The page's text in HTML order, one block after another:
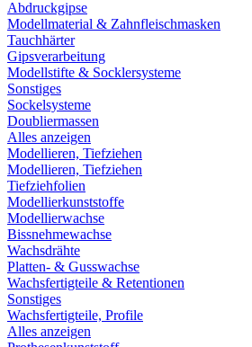
Abdruckgipse
Modellmaterial & Zahnfleischmasken
Tauchhärter
Gipsverarbeitung
Modellstifte & Socklersysteme
Sonstiges
Sockelsysteme
Doubliermassen
Alles anzeigen
Modellieren, Tiefziehen
Modellieren, Tiefziehen
Tiefziehfolien
Modellierkunststoffe
Modellierwachse
Bissnehmewachse
Wachsdrähte
Platten- & Gusswachse
Wachsfertigteile & Retentionen
Sonstiges
Wachsfertigteile, Profile
Alles anzeigen